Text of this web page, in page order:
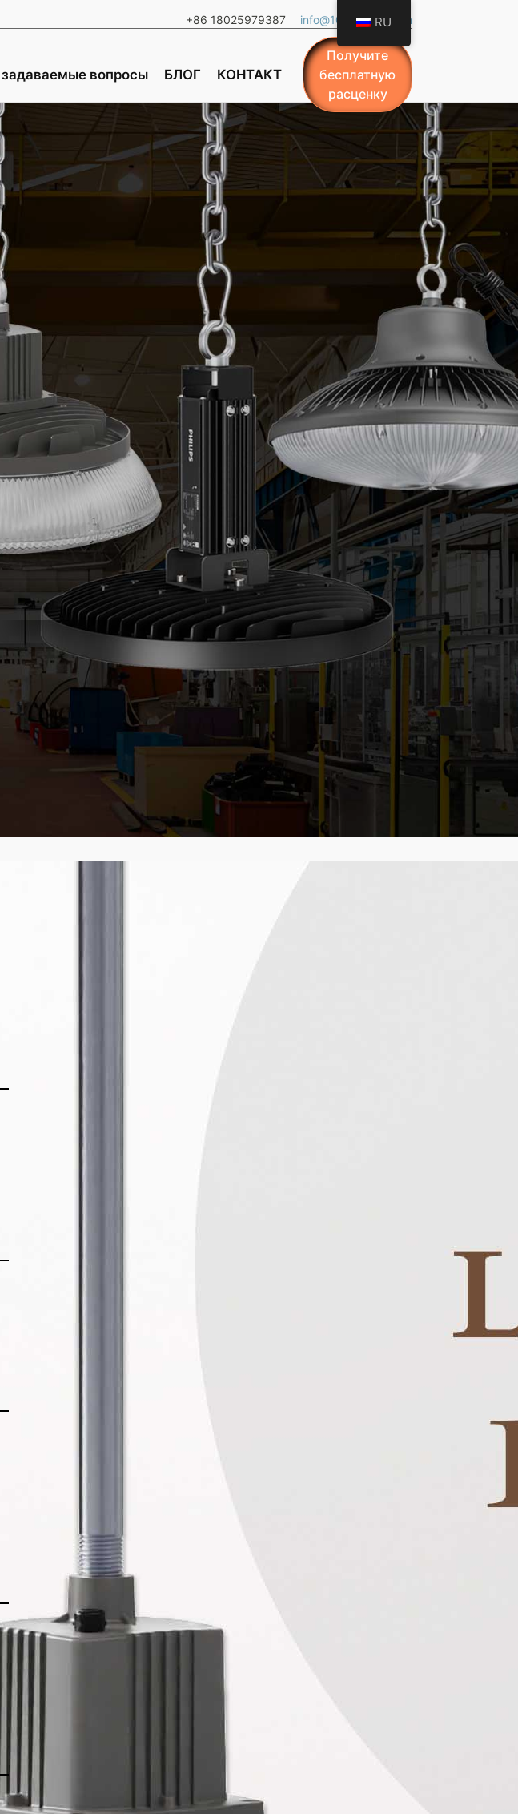
+86 18025979387 info@101ledlight.com
вопросы БЛОГ КОНТАКТ
Получите
бесплатную
расценку
Что отличает наш Low Bay от других для
передовыми решениями для светодиодных светильников с
Энергоэффективность на пике
что снижает накладные расходы и обеспечивает
превосходное управление температурой, гарантируя,
нагрузки.
Непревзойденная яркость и четкость
Будь то склады, промышленные помещения или
крупные торговые площади, наши низкие секции
устраняющее тени и гарантирующее полную
Простая установка и модернизация
Наши низкие отсеки, разработанные для быстрой и
RU